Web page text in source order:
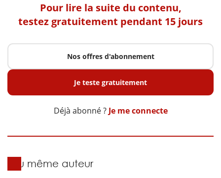
Pour lire la suite du contenu,
testez gratuitement pendant 15 jours
Nos offres d'abonnement
Je teste gratuitement
Déjà abonné ? Je me connecte
Du même auteur